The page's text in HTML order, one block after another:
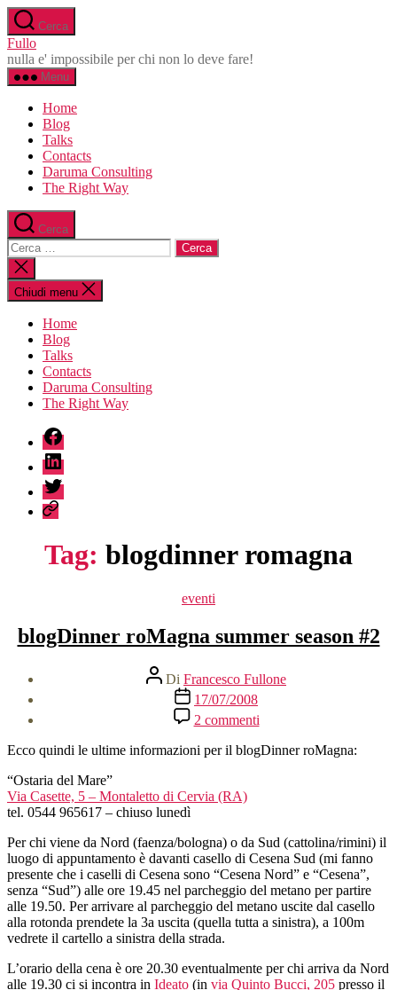
Salta
al
contenuto
Cerca
Fullo
nulla e' impossibile per chi non lo deve fare!
Menu
Home
Blog
Talks
Contacts
Daruma Consulting
The Right Way
Cerca
Cerca:
Chiudi
la
ricerca
Chiudi menu
Home
Blog
Talks
Contacts
Daruma Consulting
The Right Way
fb
linkedin
twitter
sessionize
Tag: blogdinner romagna
Categorie
eventi
blogDinner roMagna summer season #2
Autore
articolo
Di Francesco Fullone
Data
dell'articolo
17/07/2008
2 commentisu
blogDinner
roMagna
summer
Ecco quindi le ultime informazioni per il blogDinner roMagna:
“Ostaria del Mare”
Via Casette, 5 – Montaletto di Cervia (RA)
tel. 0544 965617 – chiuso lunedì
Per chi viene da Nord (faenza/bologna) o da Sud (cattolina/rimini) il
luogo di appuntamento è davanti casello di Cesena Sud (mi fanno
presente che i caselli di Cesena sono “Cesena Nord” e “Cesena”,
senza “Sud”) alle ore 19.45 nel parcheggio del metano per partire
alle 19.50. Per arrivare al parcheggio del metano uscite dal casello
alla rotonda prendete la 3a uscita (quella tutta a sinistra), a 100m
vedrete il cartello a sinistra della strada.
L’orario della cena è ore 20.30 eventualmente per chi arriva da Nord
alle 19.30 ci si incontra in Ideato (in via Quinto Bucci, 205 presso il